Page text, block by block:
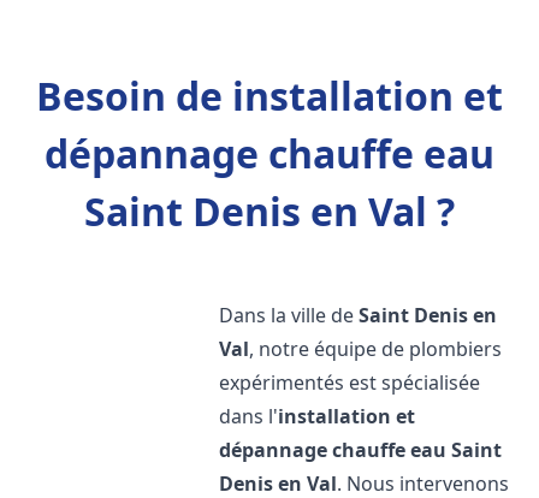
Besoin de installation et
dépannage chauffe eau
Saint Denis en Val ?
Dans la ville deSaint Denis en
Val, notre équipe de plombiers
expérimentés est spécialisée
dans l'installation et
dépannage chauffe eau Saint
Denis en Val. Nous intervenons